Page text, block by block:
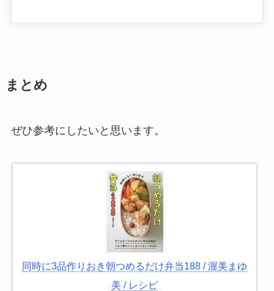
まとめ
ぜひ参考にしたいと思います。
同時に3品作りおき朝つめるだけ弁当188 / 渥美まゆ
美 / レシピ